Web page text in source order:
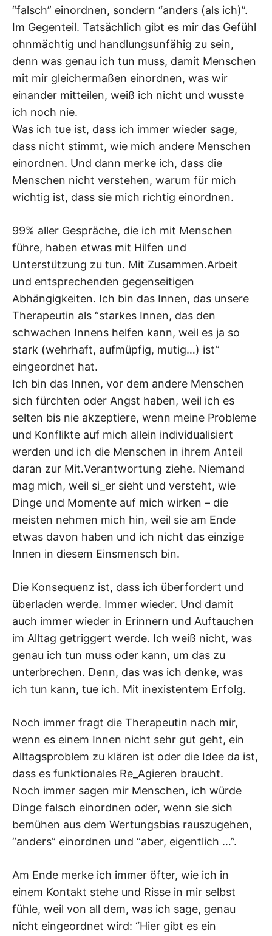
“falsch” einordnen, sondern “anders (als ich)”.
Im Gegenteil. Tatsächlich gibt es mir das Gefühl
ohnmächtig und handlungsunfähig zu sein,
denn was genau ich tun muss, damit Menschen
mit mir gleichermaßen einordnen, was wir
einander mitteilen, weiß ich nicht und wusste
ich noch nie.
Was ich tue ist, dass ich immer wieder sage,
dass nicht stimmt, wie mich andere Menschen
einordnen. Und dann merke ich, dass die
Menschen nicht verstehen, warum für mich
wichtig ist, dass sie mich richtig einordnen.
99% aller Gespräche, die ich mit Menschen
führe, haben etwas mit Hilfen und
Unterstützung zu tun. Mit Zusammen.Arbeit
und entsprechenden gegenseitigen
Abhängigkeiten. Ich bin das Innen, das unsere
Therapeutin als “starkes Innen, das den
schwachen Innens helfen kann, weil es ja so
stark (wehrhaft, aufmüpfig, mutig…) ist”
eingeordnet hat.
Ich bin das Innen, vor dem andere Menschen
sich fürchten oder Angst haben, weil ich es
selten bis nie akzeptiere, wenn meine Probleme
und Konflikte auf mich allein individualisiert
werden und ich die Menschen in ihrem Anteil
daran zur Mit.Verantwortung ziehe. Niemand
mag mich, weil si_er sieht und versteht, wie
Dinge und Momente auf mich wirken – die
meisten nehmen mich hin, weil sie am Ende
etwas davon haben und ich nicht das einzige
Innen in diesem Einsmensch bin.
Die Konsequenz ist, dass ich überfordert und
überladen werde. Immer wieder. Und damit
auch immer wieder in Erinnern und Auftauchen
im Alltag getriggert werde. Ich weiß nicht, was
genau ich tun muss oder kann, um das zu
unterbrechen. Denn, das was ich denke, was
ich tun kann, tue ich. Mit inexistentem Erfolg.
Noch immer fragt die Therapeutin nach mir,
wenn es einem Innen nicht sehr gut geht, ein
Alltagsproblem zu klären ist oder die Idee da ist,
dass es funktionales Re_Agieren braucht.
Noch immer sagen mir Menschen, ich würde
Dinge falsch einordnen oder, wenn sie sich
bemühen aus dem Wertungsbias rauszugehen,
“anders” einordnen und “aber, eigentlich …”.
Am Ende merke ich immer öfter, wie ich in
einem Kontakt stehe und Risse in mir selbst
fühle, weil von all dem, was ich sage, genau
nicht eingeordnet wird: “Hier gibt es ein